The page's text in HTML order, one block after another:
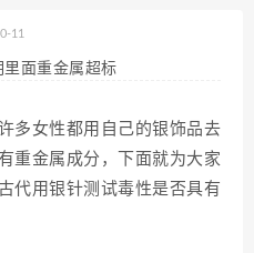
11
面重金属超标
多女性都用自己的银饰品去
重金属成分，下面就为大家
代用银针测试毒性是否具有